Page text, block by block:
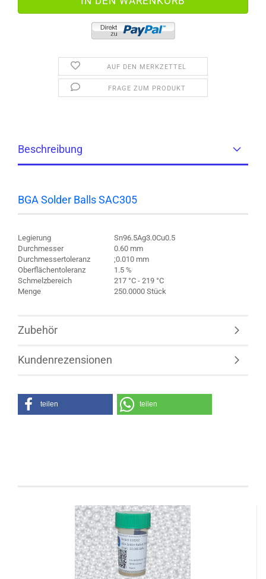
AUF DEN MERKZETTEL
FRAGE ZUM PRODUKT
Beschreibung
BGA Solder Balls SAC305
Legierung
Sn96.5Ag3.0Cu0.5
Durchmesser
0.60 mm
Durchmessertoleranz
;0.010 mm
Oberflächentoleranz
1.5 %
Schmelzbereich
217 °C - 219 °C
Menge
250.0000 Stück
Zubehör
Kundenrezensionen
teilen teilen